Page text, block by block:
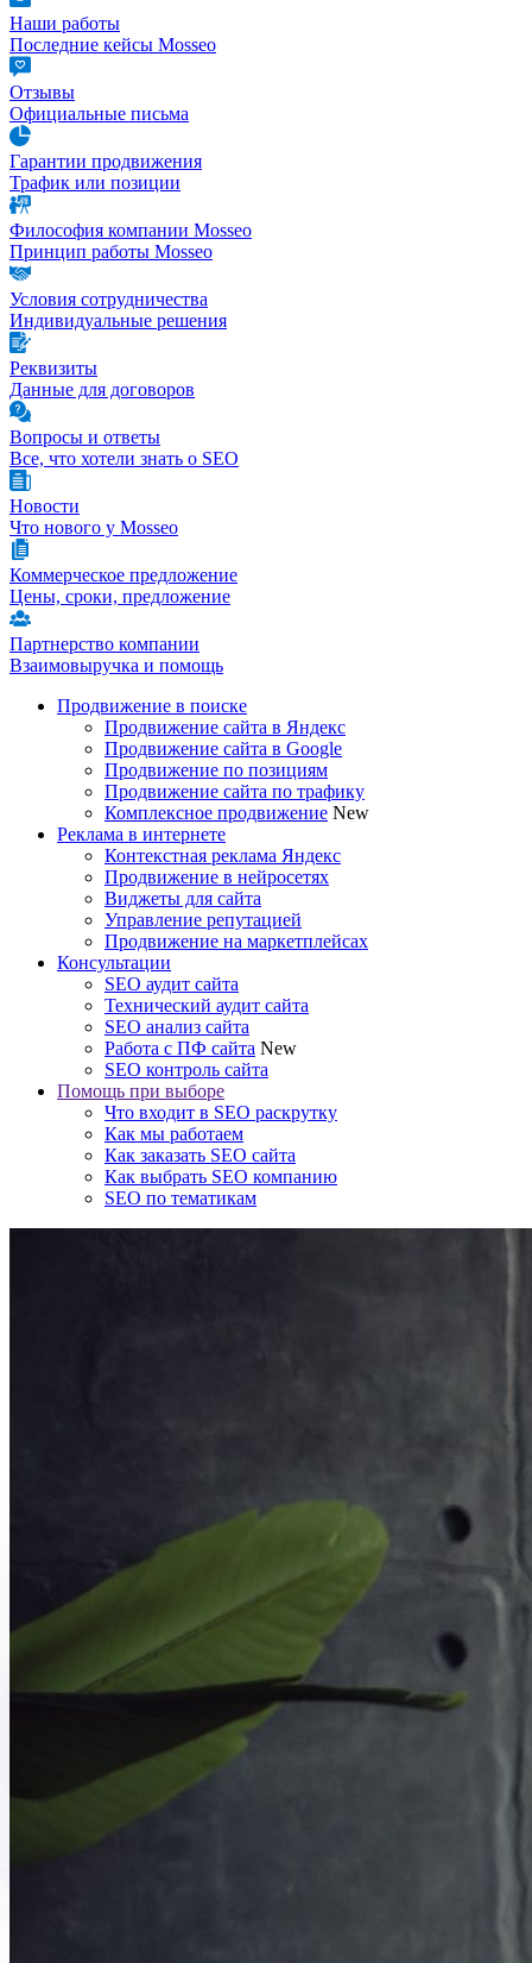
Наши работы
Последние кейсы Mosseo
Отзывы
Официальные письма
Гарантии продвижения
Трафик или позиции
Философия компании Mosseo
Принцип работы Mosseo
Условия сотрудничества
Индивидуальные решения
Реквизиты
Данные для договоров
Вопросы и ответы
Все, что хотели знать о SEO
Новости
Что нового у Mosseo
Коммерческое предложение
Цены, сроки, предложение
Партнерство компании
Взаимовыручка и помощь
Продвижение в поиске
Продвижение сайта в Яндекс
Продвижение сайта в Google
Продвижение по позициям
Продвижение сайта по трафику
Комплексное продвижение New
Реклама в интернете
Контекстная реклама Яндекс
Продвижение в нейросетях
Виджеты для сайта
Управление репутацией
Продвижение на маркетплейсах
Консультации
SEO аудит сайта
Технический аудит сайта
SEO анализ сайта
Работа с ПФ сайта New
SEO контроль сайта
Помощь при выборе
Что входит в SEO раскрутку
Как мы работаем
Как заказать SEO сайта
Как выбрать SEO компанию
SEO по тематикам